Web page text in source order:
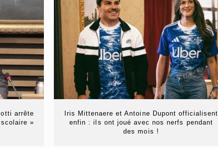
arrête
»
Iris Mittenaere et Antoine Dupont officialisent
enfin : ils ont joué avec nos nerfs pendant
des mois !